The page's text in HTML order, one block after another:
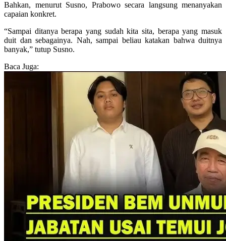
Bahkan, menurut Susno, Prabowo secara langsung menanyakan
capaian konkret.
“Sampai ditanya berapa yang sudah kita sita, berapa yang masuk
duit dan sebagainya. Nah, sampai beliau katakan bahwa duitnya
banyak,” tutup Susno.
Baca Juga: